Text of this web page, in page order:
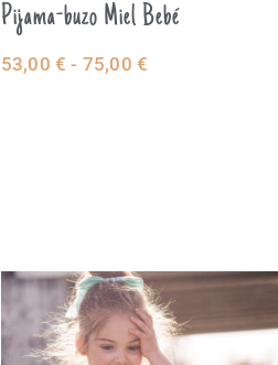
Pijama-buzo Miel Bebé
53,00 € - 75,00 €